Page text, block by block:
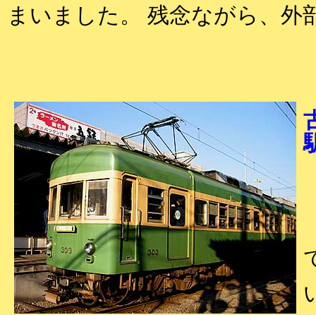
まいました。 残念ながら、外